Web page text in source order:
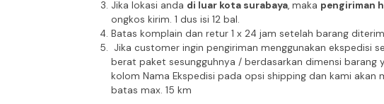
Jika lokasi anda di luar kota surabaya, maka pengiriman
ongkos kirim. 1 dus isi 12 bal.
Batas komplain dan retur 1 x 24 jam setelah barang
Jika customer ingin pengiriman menggunakan ekspedisi
berat paket sesungguhnya / berdasarkan dimensi barang
kolom Nama Ekspedisi pada opsi shipping dan kami
batas max. 15 km